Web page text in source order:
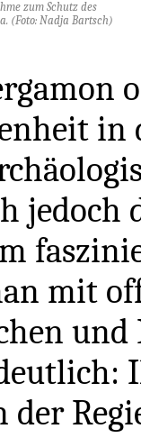
zum Schutz des
(Foto: Nadja Bartsch)
in
jedoch
mit
der